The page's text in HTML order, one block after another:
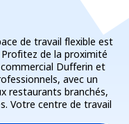
de travail flexible est
de la proximité
Dufferin et
avec un
restaurants branchés,
Votre centre de travail